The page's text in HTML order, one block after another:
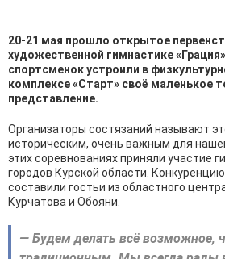
20-21 мая прошло открытое
художественной гимнастике
спортсменок устроили в
комплексе «Старт» своё маленькое
представление.
Организаторы состязаний называют
историческим, очень важным для
этих соревнованиях приняли участие
городов Курской области.
составили гостьи из областного
Курчатова и Обояни.
— Будем делать всё возможное,